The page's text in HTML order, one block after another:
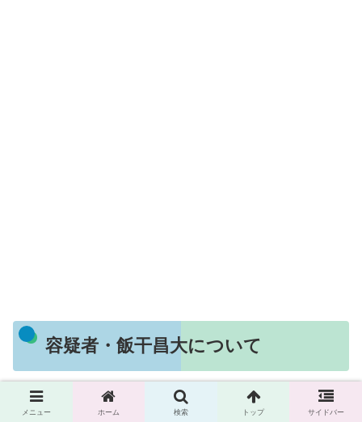
容疑者・飯干昌大について
メニュー ホーム 検索 トップ サイドバー